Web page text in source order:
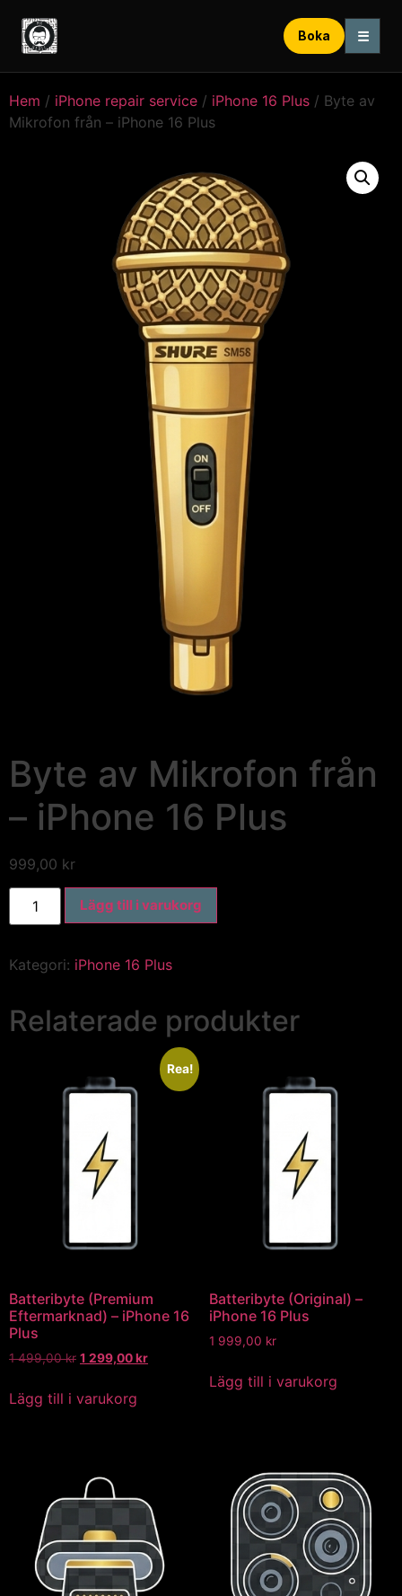
Boka ☰
Hem / iPhone repair service / iPhone 16 Plus / Byte av
Mikrofon från – iPhone 16 Plus
Byte av Mikrofon från
– iPhone 16 Plus
999,00 kr
Lägg till i varukorg
Kategori: iPhone 16 Plus
Relaterade produkter
Rea!
Batteribyte (Premium
Eftermarknad) – iPhone 16
Plus
1 499,00kr 1 299,00kr
Lägg till i varukorg
Batteribyte (Original) –
iPhone 16 Plus
1 999,00 kr
Lägg till i varukorg